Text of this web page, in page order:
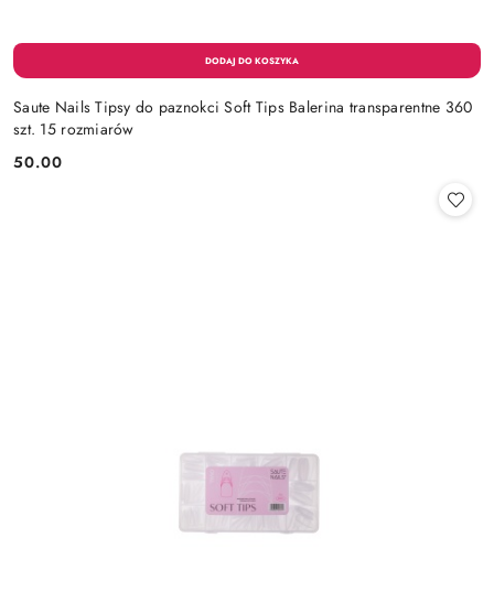
Saute Nails Tipsy do paznokci Soft Tips Balerina transparentne 360
szt. 15 rozmiarów
Cena:
50.00